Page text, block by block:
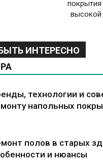
покрытия
высокой
ИНТЕРЕСНО
технологии и
напольных
полов в старых
и нюансы